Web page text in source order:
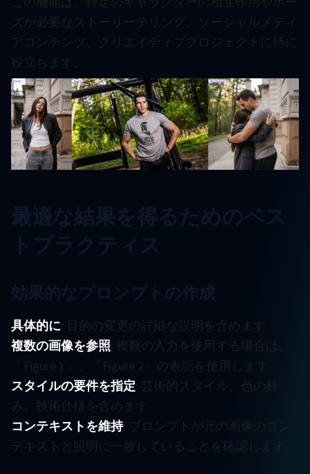
ズが必要なストーリーテリング、ソーシャルメディ
アコンテンツ、クリエイティブプロジェクトに特に
役立ちます。
最適な結果を得るためのベス
トプラクティス
効果的なプロンプトの作成
具体的に: 目的の変更の詳細な説明を含めます
複数の画像を参照: 複数の入力を使用する場合は、
「Figure 1」、「Figure 2」の表記を使用します
スタイルの要件を指定: 芸術的スタイル、色の好
み、技術仕様を含めます
コンテキストを維持: プロンプトが元の画像のコン
テキストと照明に一致していることを確認します